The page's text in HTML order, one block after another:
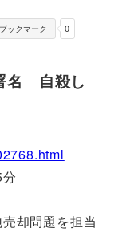
0
ブックマーク
名 自殺し
却問題を担当